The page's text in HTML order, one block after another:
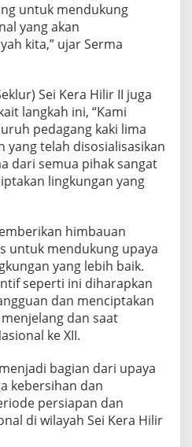
untuk mendukung
yang akan
kita,” ujar Serma
Sei Kera Hilir II juga
langkah ini, “Kami
pedagang kaki lima
telah disosialisasikan
dari semua pihak sangat
lingkungan yang
himbauan
untuk mendukung upaya
yang lebih baik.
seperti ini diharapkan
dan menciptakan
dan saat
ke XII.
bagian dari upaya
kebersihan dan
persiapan dan
di wilayah Sei Kera Hilir